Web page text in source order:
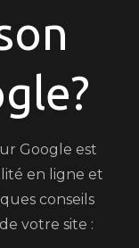
Google est
en ligne et
conseils
votre site :